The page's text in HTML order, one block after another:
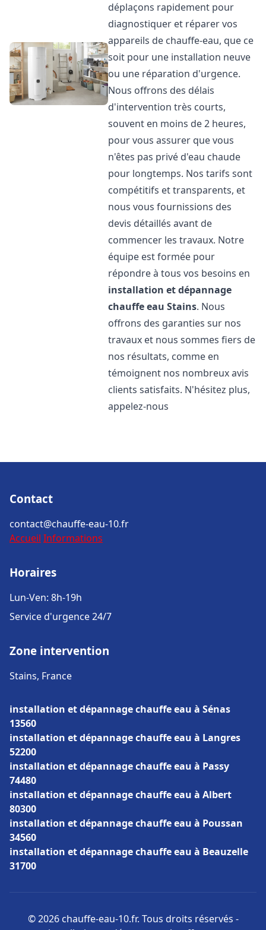
déplaçons rapidement pour
diagnostiquer et réparer vos
appareils de chauffe-eau, que ce
soit pour une installation neuve
ou une réparation d'urgence.
Nous offrons des délais
d'intervention très courts,
souvent en moins de 2 heures,
pour vous assurer que vous
n'êtes pas privé d'eau chaude
pour longtemps. Nos tarifs sont
compétitifs et transparents, et
nous vous fournissions des
devis détaillés avant de
commencer les travaux. Notre
équipe est formée pour
répondre à tous vos besoins en
installation et dépannage
chauffe eau Stains. Nous
offrons des garanties sur nos
travaux et nous sommes fiers de
nos résultats, comme en
témoignent nos nombreux avis
clients satisfaits. N'hésitez plus,
appelez-nous
Contact
contact@chauffe-eau-10.fr
Accueil Informations
Horaires
Lun-Ven: 8h-19h
Service d'urgence 24/7
Zone intervention
Stains, France
installation et dépannage chauffe eau à Sénas
13560
installation et dépannage chauffe eau à Langres
52200
installation et dépannage chauffe eau à Passy
74480
installation et dépannage chauffe eau à Albert
80300
installation et dépannage chauffe eau à Poussan
34560
installation et dépannage chauffe eau à Beauzelle
31700
© 2026 chauffe-eau-10.fr. Tous droits réservés -